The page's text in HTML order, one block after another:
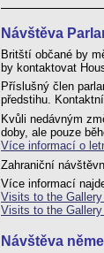
Návštěva
Britští občané by
by kontaktovat
Příslušný člen
předstihu.
Kvůli nedávným
doby, ale pouze
Více informací o
Zahraniční
Více informací
Visits to the
Visits to the
Návštěva